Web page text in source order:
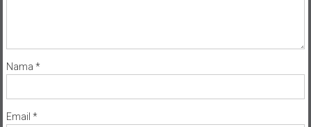
Nama *
Email *